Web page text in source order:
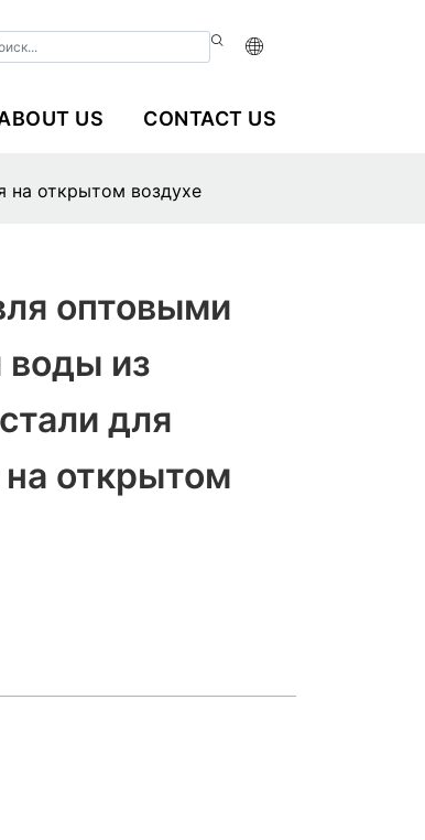
US CONTACT US
на открытом воздухе
оптовыми
воды из
для
на открытом